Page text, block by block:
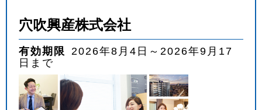
穴吹興産株式会社
有効期限 2026年8月4日～2026年9月17
日まで